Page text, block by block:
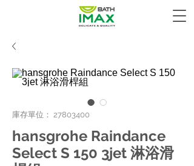
庫存單位： 27803400
hansgrohe Raindance
Select S 150 3jet 淋浴滑